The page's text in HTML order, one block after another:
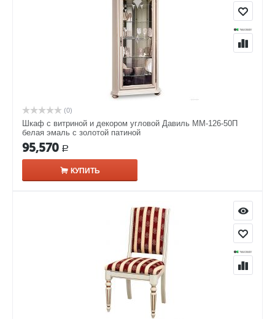
(0)
Шкаф с витриной и декором угловой Давиль ММ-126-50П
белая эмаль с золотой патиной
95,570 Р
КУПИТЬ